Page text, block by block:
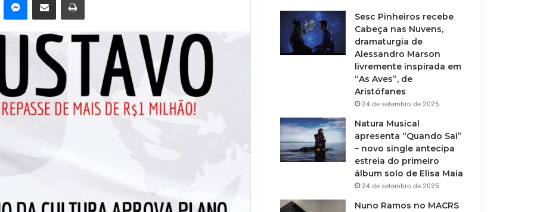
Sesc Pinheiros recebe
Cabeça nas Nuvens,
dramaturgia de
Alessandro Marson
livremente inspirada em
“As Aves”, de
Aristófanes
24 de setembro de 2025
Natura Musical
apresenta “Quando Sai”
– novo single antecipa
estreia do primeiro
álbum solo de Elisa Maia
24 de setembro de 2025
Nuno Ramos no MACRS